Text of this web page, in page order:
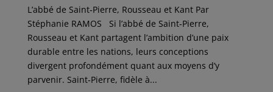
L’abbé de Saint‑Pierre, Rousseau et Kant Par
Stéphanie RAMOS Si l’abbé de Saint‑Pierre,
Rousseau et Kant partagent l’ambition d’une paix
durable entre les nations, leurs conceptions
divergent profondément quant aux moyens d’y
parvenir. Saint‑Pierre, fidèle à...